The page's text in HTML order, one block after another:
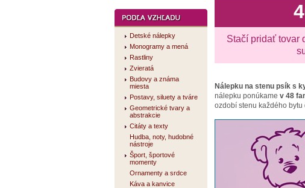
Detské nálepky
Monogramy a mená
Rastliny
Zvieratá
Budovy a známa
miesta
Postavy, siluety a tváre
Geometrické tvary a
abstrakcie
Citáty a texty
Hudba, noty, hudobné
nástroje
Šport, športové
momenty
Ornamenty a srdce
Káva a kanvice
Stačí pridať tovar
Nálepku na stenu psík s
nálepku ponúkame v 48
ozdobí stenu každého